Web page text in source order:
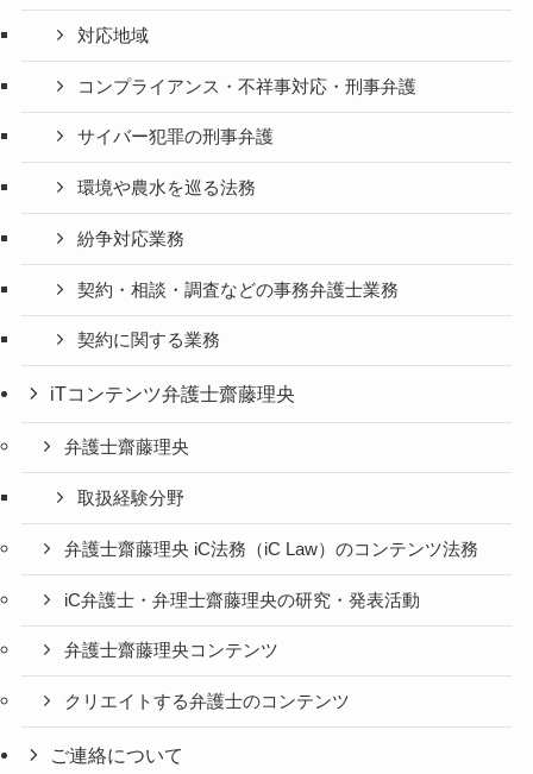
対応地域
コンプライアンス・不祥事対応・刑事弁護
サイバー犯罪の刑事弁護
環境や農水を巡る法務
紛争対応業務
契約・相談・調査などの事務弁護士業務
契約に関する業務
iTコンテンツ弁護士齋藤理央
弁護士齋藤理央
取扱経験分野
弁護士齋藤理央 iC法務（iC Law）のコンテンツ法務
iC弁護士・弁理士齋藤理央の研究・発表活動
弁護士齋藤理央コンテンツ
クリエイトする弁護士のコンテンツ
ご連絡について